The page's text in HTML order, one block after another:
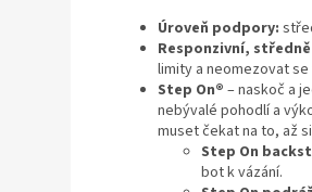
Úroveň podpory:
Responzivní,
limity a neomezovat
Step On® – naskoč a
nebývalé pohodlí a
muset čekat na to, až
Step On
bot k vázání.